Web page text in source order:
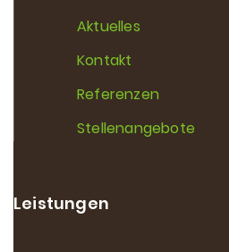
Aktuelles
Kontakt
Referenzen
Stellenangebote
Leistungen